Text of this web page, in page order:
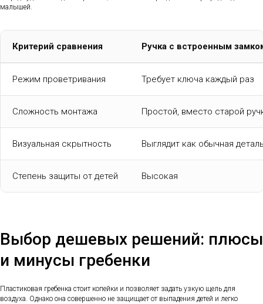
малышей.
Критерий сравнения Ручка с встроенным
Режим проветривания Требует ключа каждый раз
Сложность монтажа Простой, вместо старой
Визуальная скрытность Выглядит как обычная
Степень защиты от детей Высокая
Выбор дешевых решений: плюсы
и минусы гребенки
Пластиковая гребенка стоит копейки и позволяет задать узкую щель для
воздуха. Однако она совершенно не защищает от выпадения детей и легко